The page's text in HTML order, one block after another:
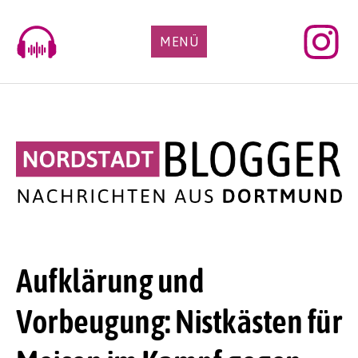
content
MENÜ
Aufklärung und
Vorbeugung: Nistkästen für